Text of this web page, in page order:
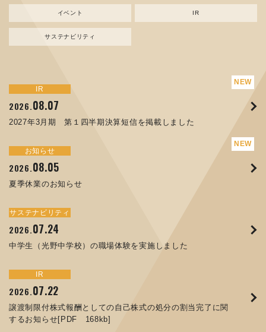
イベント IR
サステナビリティ
IR
2026.08.07
2027年3月期 第１四半期決算短信を掲載しました
お知らせ
2026.08.05
夏季休業のお知らせ
サステナビリティ
2026.07.24
中学生（光野中学校）の職場体験を実施しました
IR
2026.07.22
譲渡制限付株式報酬としての自己株式の処分の割当完了に関
するお知らせ[PDF 168kb]
新規事業
2024.04.10
資源ごみAI 自動選別機 販売開始のお知らせ
お知らせ
2026.08.05
夏季休業のお知らせ
お知らせ
2025.11.17
コラムを更新しました：MECT2025(メカトロテックジャパ
お知らせ
2025. 09.02
お知らせ
2025.05.29
コラムを更新しました：MEX金沢2025(第61回機械工業見本
トピックス
2026.07.17
ORANGE NEWS Vol. 014を掲載しました
トピックス
2026.04.17
ORANGE NEWS Vol. 013を掲載しました
トピックス
2025.10.01
高松流技Vol.25を掲載しました
トピックス
2025.09.10
ORANGE NEWS Vol. 011を掲載しました
イベント
2026.04.03
MEX金沢2026 出展のご案内 ※終了しました
イベント
2025.08.29
MECT 2025 出展のご案内 ※終了しました
イベント
2025.04.16
MEX金沢2025 出展のご案内 ※終了しました
イベント
2024.09.26
JIMTOF2024 出展のご案内 ※終了しました
IR
2026.08.07
2027年3月期 第１四半期決算短信を掲載しました
IR
2026.07.22
譲渡制限付株式報酬としての自己株式の処分の割当完了に関
IR
2026. 07.07
IR
2026.07.01
コーポレートガバナンス報告書を更新しました
サステナビリティ
2026.07.24
中学生（光野中学校）の職場体験を実施しました
サステナビリティ
2026.06.12
人材戦略を策定しました
サステナビリティ
2026.03.26
「健康経営優良法人２０２６（大規模法人部門）」に認定さ
サステナビリティ
2025.12.09
令和７年度石川県ワークライフバランス企業知事表彰「優良